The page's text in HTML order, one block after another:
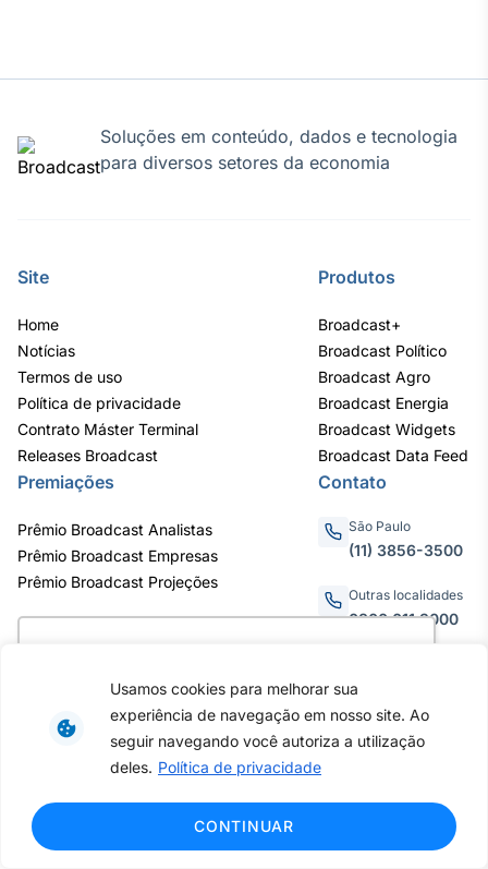
como você interage em nosso site e
personalizar conteúdo. Ao utilizar este site, você
concorda com o uso de cookies.
Saiba mais
Ok, entendi!
Usamos cookies para melhorar sua
experiência de navegação em nosso site. Ao
seguir navegando você autoriza a utilização
deles. Política de privacidade
CONTINUAR
Broadcast
Monitoramento
inteligente de
notícias e
plataforma para
de investimento
Gestão de
Investimentos
Soluções em conteúdo, dados e tecnologia
para diversos setores da economia
Site
Home
Notícias
Termos de uso
Política de privacidade
Contrato Máster Terminal
Releases Broadcast
Produtos
Broadcast+
Broadcast Político
Broadcast Agro
Broadcast Energia
Broadcast Widgets
Broadcast Data Feed
Premiações
Prêmio Broadcast Analistas
Prêmio Broadcast Empresas
Prêmio Broadcast Projeções
Contato
São Paulo
(11) 3856-3500
Outras localidades
0800.011.3000
Av. Eng. Caetano Álvares, 55
- 3º e 6º andar, Bairro do
Limão, São Paulo / SP, CEP
02598-900 - CNPJ:
direitos reservados ao
Broadcast | Agência Estado.